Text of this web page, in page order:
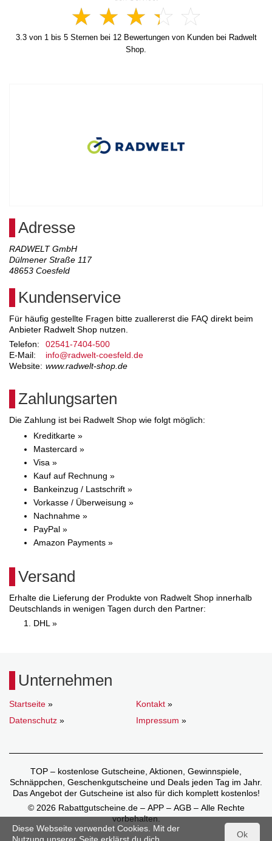
3.3von 1bis 5Sternen bei 12Bewertungen von Kunden bei Radwelt
Shop.
Adresse
RADWELT GmbH
Dülmener Straße 117
48653 Coesfeld
Kundenservice
Für häufig gestellte Fragen bitte zuallererst die FAQ direkt beim
Anbieter Radwelt Shop nutzen.
Telefon:
02541-7404-500
E-Mail:
info@radwelt-coesfeld.de
Website: www.radwelt-shop.de
Zahlungsarten
Die Zahlung ist bei Radwelt Shop wie folgt möglich:
Kreditkarte »
Mastercard »
Visa »
Kauf auf Rechnung »
Bankeinzug / Lastschrift »
Vorkasse / Überweisung »
Nachnahme »
PayPal »
Amazon Payments »
Versand
Erhalte die Lieferung der Produkte von Radwelt Shop innerhalb
Deutschlands in wenigen Tagen durch den Partner:
DHL »
Unternehmen
Startseite » Kontakt »
Datenschutz » Impressum »
TOP – kostenlose Gutscheine, Aktionen, Gewinnspiele,
Schnäppchen, Geschenkgutscheine und Deals jeden Tag im Jahr.
Das Angebot der Gutscheine ist also für dich komplett kostenlos!
© 2026 Rabattgutscheine.de – APP – AGB – Alle Rechte
vorbehalten.
Diese Webseite verwendet Cookies. Mit der
Ok